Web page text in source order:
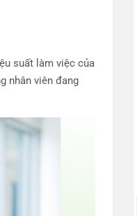
suất làm việc của
nhân viên đang